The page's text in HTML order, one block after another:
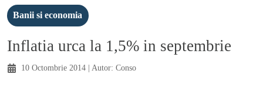
Banii si economia
Inflatia urca la 1,5% in septembrie
10 Octombrie 2014 | Autor: Conso